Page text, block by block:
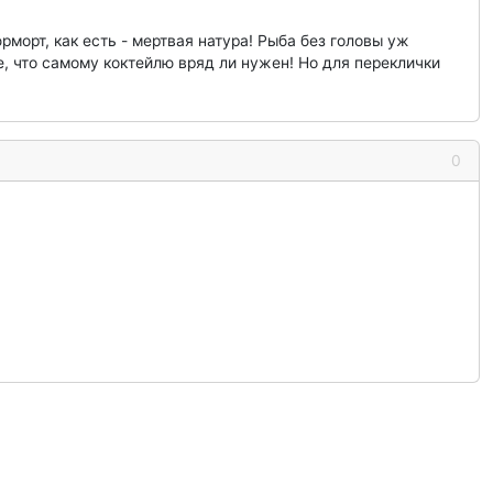
как есть - мертвая натура! Рыба без головы уж
что самому коктейлю вряд ли нужен! Но для переклички
0